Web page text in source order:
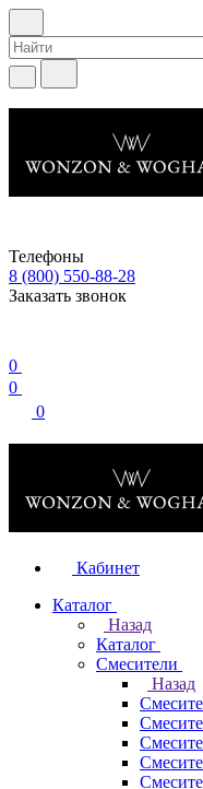
Телефоны
8 (800) 550-88-28
Заказать звонок
0
0
0
Кабинет
Каталог
Назад
Каталог
Смесители
Назад